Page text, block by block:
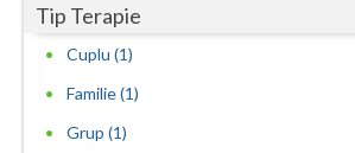
Ialomita
Tip Terapie
Cuplu (1)
Familie (1)
Grup (1)